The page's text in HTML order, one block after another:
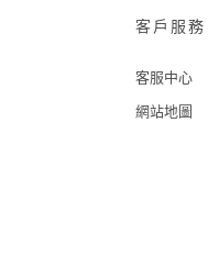
客戶服務
客服中心
網站地圖